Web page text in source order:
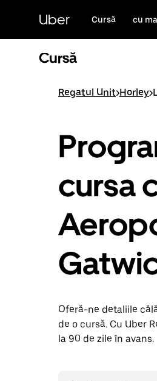
conținutul
principal
Uber Cursă cu
Cursă
Regatul Unit>Horley>
cursa
Oferă-ne detaliile
de o cursă. Cu Uber
la 90 de zile în avans.